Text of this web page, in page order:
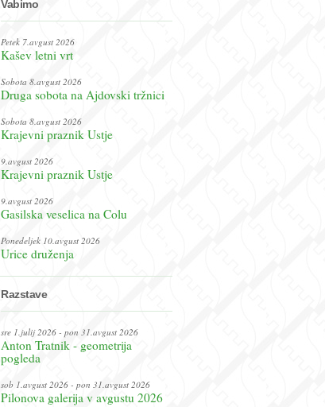
Vabimo
Petek 7.avgust 2026
Kašev letni vrt
Sobota 8.avgust 2026
Druga sobota na Ajdovski tržnici
Sobota 8.avgust 2026
Krajevni praznik Ustje
9.avgust 2026
Krajevni praznik Ustje
9.avgust 2026
Gasilska veselica na Colu
Ponedeljek 10.avgust 2026
Urice druženja
Razstave
sre 1.julij 2026 - pon 31.avgust 2026
Anton Tratnik - geometrija
pogleda
sob 1.avgust 2026 - pon 31.avgust 2026
Pilonova galerija v avgustu 2026